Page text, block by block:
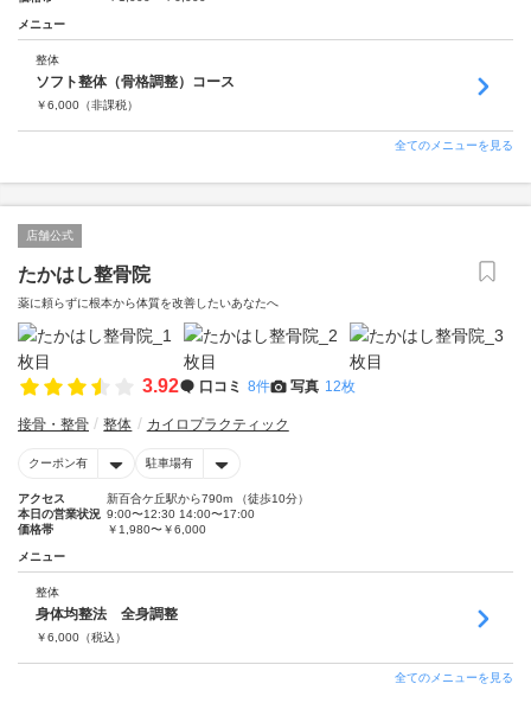
メニュー
整体
ソフト整体（骨格調整）コース
￥6,000 （非課税）
全てのメニューを見る
店舗公式
たかはし整骨院
薬に頼らずに根本から体質を改善したいあなたへ
3.92 口コミ 8件 写真 12枚
接骨・整骨 整体 カイロプラクティック
クーポン有 駐車場有
アクセス
新百合ケ丘駅から790m （徒歩10分）
本日の営業状況 9:00〜12:30 14:00〜17:00
価格帯
￥1,980〜￥6,000
メニュー
整体
身体均整法 全身調整
￥6,000 （税込）
全てのメニューを見る